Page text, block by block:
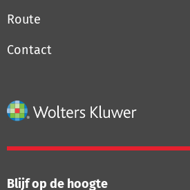
Route
Contact
Blijf op de hoogte